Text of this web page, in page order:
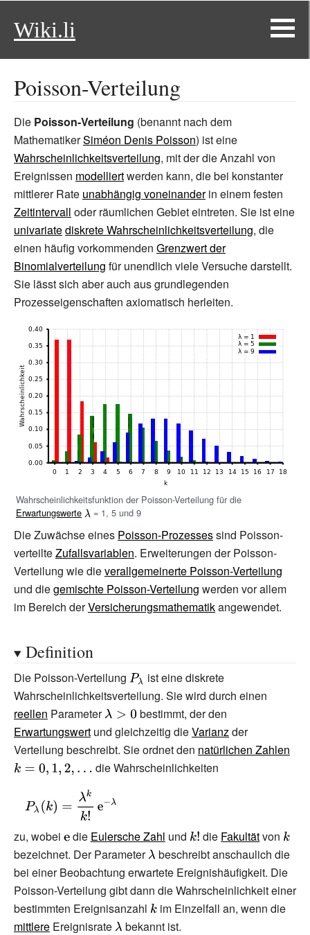
Wiki.li
Poisson-Verteilung
Die Poisson-Verteilung (benannt nach dem
MathematikerSiméon Denis Poisson) ist eine
Wahrscheinlichkeitsverteilung, mit der die Anzahl von
Ereignissen modelliertwerden kann, die bei konstanter
mittlerer Rate unabhängig voneinanderin einem festen
Zeitintervall oder räumlichen Gebiet eintreten. Sie ist eine
univariatediskrete Wahrscheinlichkeitsverteilung, die
einen häufig vorkommenden Grenzwert der
Binomialverteilung für unendlich viele Versuche darstellt.
Sie lässt sich aber auch aus grundlegenden
Prozesseigenschaften axiomatisch herleiten.
Wahrscheinlichkeitsfunktion der Poisson-Verteilung für die
Erwartungswerte {\displaystyle
= 1, 5 und 9
Die Zuwächse eines Poisson-Prozessessind Poisson-
verteilteZufallsvariablen. Erweiterungen der Poisson-
Verteilung wie dieverallgemeinerte Poisson-Verteilung
und diegemischte Poisson-Verteilung werden vor allem
im Bereich derVersicherungsmathematikangewendet.
Definition
Die Poisson-Verteilung {\displaystyle
P_{\lambda
}}
ist eine diskrete
Wahrscheinlichkeitsverteilung. Sie wird durch einen
reellen Parameter{\displaystyle
\lambda >0}
bestimmt, der den
Erwartungswert und gleichzeitig dieVarianzder
Verteilung beschreibt. Sie ordnet den natürlichen Zahlen
die Wahrscheinlichkeiten
{\displaystyle
P_{\lambda }
(k)={\frac
{\lambda
^{k}}
{k!}}\,\mathrm
{e} ^{-
\lambda }}
zu, wobei {\displaystyle
\mathrm {e} }
die Eulersche Zahl und {\displaystyle
k!}
die Fakultätvon
k}
bezeichnet. Der Parameter{\displaystyle
\lambda }
beschreibt anschaulich die
bei einer Beobachtung erwartete Ereignishäufigkeit. Die
Poisson-Verteilung gibt dann die Wahrscheinlichkeit einer
bestimmten Ereignisanzahl {\displaystyle
k}
im Einzelfall an, wenn die
mittlere Ereignisrate {\displaystyle
bekannt ist.